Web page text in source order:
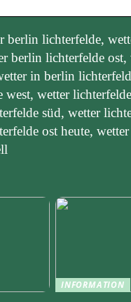
berlin lichterfelde,
berlin lichterfelde ost,
in berlin
wetter
süd, wetter
ost heute,
INFORMATION